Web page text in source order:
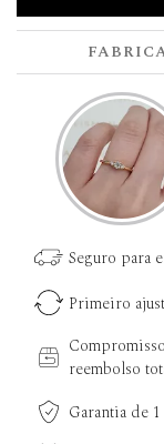
Seguro para
Primeiro
reembolso
Garantia de